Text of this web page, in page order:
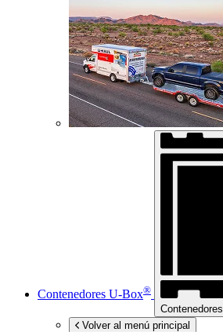
Contenedores U-Box®
Contenedores
Volver al menú principal